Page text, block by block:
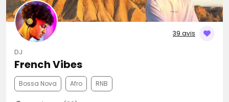
39 avis
DJ
French Vibes
Bossa Nova Afro RNB